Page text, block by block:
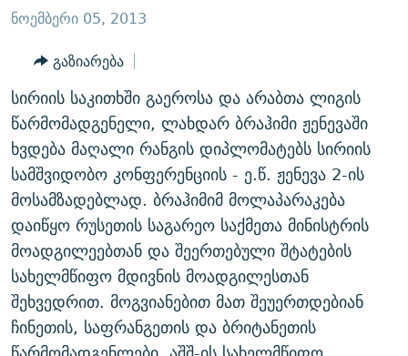
დაბრუნება
ძიებაზე
დაბრუნება
ᲔᲙᲝᲜᲝᲛᲘᲙᲐ
ᲡᲐᲖᲝᲒᲐᲓᲝᲔᲑᲐ
ᲡᲞᲝᲠᲢᲘ
ᲑᲚᲝᲒᲔᲑᲘ
ᲞᲝᲓᲙᲐᲡᲢᲔᲑᲘ
ᲜᲘᲙᲝᲡ ᲞᲝᲓᲙᲐᲡᲢᲘ
60 ᲓᲔᲪᲘᲑᲔᲚᲘ
ᲒᲐᲜᲙᲘᲗᲮᲕᲘᲡ ᲓᲦᲔ
ᲓᲘᲚᲘᲡ ᲡᲐᲣᲑᲠᲔᲑᲘ
ᲛᲝᲚᲐᲞᲐᲠᲐᲙᲔ ᲢᲔᲥᲡᲢᲔᲑᲘ
ᲨᲘᲜ - ᲣᲪᲮᲝᲔᲗᲨᲘ
ᲚᲘᲢᲔᲠᲐᲢᲣᲠᲣᲚᲘ ᲬᲐᲮᲜᲐᲒᲔᲑᲘ
ᲐᲛᲔᲠᲘᲙᲣᲚᲘ ᲛᲝᲗᲮᲠᲝᲑᲐ
ᲗᲐᲕᲘᲡᲣᲤᲚᲔᲑᲘᲡ ᲛᲝᲜᲘᲢᲝᲠᲘ
ᲤᲔᲜᲝᲕᲐᲜᲘ - 2.10
ᲗᲥᲕᲔᲜᲘ ᲞᲣᲑᲚᲘᲙᲐᲪᲘᲔᲑᲘ
ᲞᲠᲝᲔᲥᲢᲔᲑᲘ
ᲣᲙᲠᲐᲘᲜᲐᲨᲘ ᲓᲐᲦᲣᲞᲣᲚᲘ ᲥᲐᲠᲗᲕᲔᲚᲘ ᲛᲔᲑᲠᲫᲝᲚᲔᲑᲘ - 2022
ᲓᲐᲛᲝᲣᲙᲘᲓᲔᲑᲚᲝᲑᲘᲡ 100 ᲬᲔᲚᲘ
ᲩᲔᲛᲘ ᲡᲘᲙᲕᲓᲘᲚᲘᲡ ᲛᲘᲖᲔᲖᲘᲐ COVID-19
11 ᲬᲔᲚᲘ - 11 ᲐᲛᲑᲐᲕᲘ
ᲡᲐᲞᲐᲠᲚᲐᲛᲔᲜᲢᲝ ᲐᲠᲩᲔᲕᲜᲔᲑᲘᲡ ᲘᲡᲢᲝᲠᲘᲐ
ᲑᲐᲕᲨᲕᲔᲑᲘ ᲞᲠᲝᲡᲢᲘᲢᲣᲪᲘᲐᲨᲘ - ᲐᲛᲝᲣᲗᲥᲛᲔᲚᲘ ᲐᲛᲑᲐᲕᲘ
ЭХО КАВКАЗА
ᲒᲐᲛᲝᲘᲬᲔᲠᲔ
ნოემბერი 05, 2013
გაზიარება
სირიის საკითხში გაეროსა და არაბთა ლიგის
წარმომადგენელი, ლახდარ ბრაჰიმი ჟენევაში
ხვდება მაღალი რანგის დიპლომატებს სირიის
სამშვიდობო კონფერენციის - ე.წ. ჟენევა 2-ის
მოსამზადებლად. ბრაჰიმიმ მოლაპარაკება
დაიწყო რუსეთის საგარეო საქმეთა მინისტრის
მოადგილეებთან და შეერთებული შტატების
სახელმწიფო მდივნის მოადგილესთან
შეხვედრით. მოგვიანებით მათ შეუერთდებიან
ჩინეთის, საფრანგეთის და ბრიტანეთის